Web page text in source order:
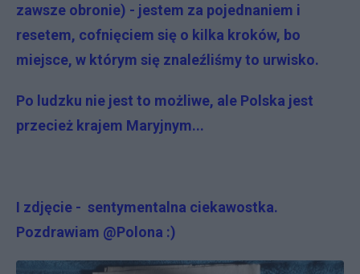
zawsze obronie) - jestem za pojednaniem i
resetem, cofnięciem się o kilka kroków, bo
miejsce, w którym się znaleźliśmy to urwisko.
Po ludzku nie jest to możliwe, ale Polska jest
przecież krajem Maryjnym...
I zdjęcie - sentymentalna ciekawostka.
Pozdrawiam @Polona :)